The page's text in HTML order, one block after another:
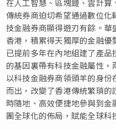
在人工智慧、區塊鏈、雲計算
傳統券商迫切希望通過數位
技金融券商顯得遊刃有餘。
香港，積累得天獨厚的金融
已提前多年在內地組建了產
的基因裏帶有科技金融屬性
以科技金融券商領頭羊的身
而出，改變了香港傳統繁瑣
時隨地、高效便捷地參與到
團全球化的佈局，賦能全球科